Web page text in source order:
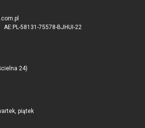
58131-75578-BJHUI-22
24)
piątek